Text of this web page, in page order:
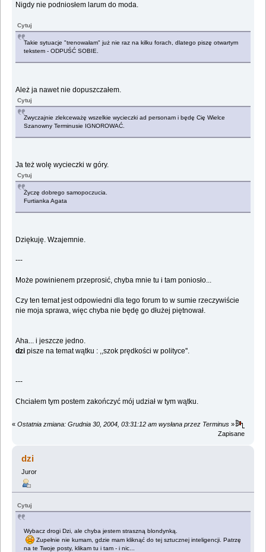
Nigdy nie podniosłem larum do moda.
Cytuj
Takie sytuacje "trenowałam" już nie raz na kilku forach, dlatego piszę otwartym
tekstem - ODPUŚĆ SOBIE.
Ależ ja nawet nie dopuszczałem.
Cytuj
Zwyczajnie zlekceważę wszelkie wycieczki ad personam i będę Cię Wielce
Szanowny Terminusie IGNOROWAĆ.
Ja też wolę wycieczki w góry.
Cytuj
Życzę dobrego samopoczucia.
Furtianka Agata
Dziękuję. Wzajemnie.
---
Może powinienem przeprosić, chyba mnie tu i tam poniosło...
Czy ten temat jest odpowiedni dla tego forum to w sumie rzeczywiście
nie moja sprawa, więc chyba nie będę go dłużej piętnował.
Aha... i jeszcze jedno.
dzi pisze na temat wątku : ,,szok prędkości w polityce''.
---
Chciałem tym postem zakończyć mój udział w tym wątku.
« Ostatnia zmiana: Grudnia 30, 2004, 03:31:12 am wysłana przez Terminus »
Zapisane
dzi
Juror
Cytuj
Wybacz drogi Dzi, ale chyba jestem straszną blondynką.
Zupełnie nie kumam, gdzie mam kliknąć do tej sztucznej inteligencji. Patrzę
na te Twoje posty, klikam tu i tam - i nic...